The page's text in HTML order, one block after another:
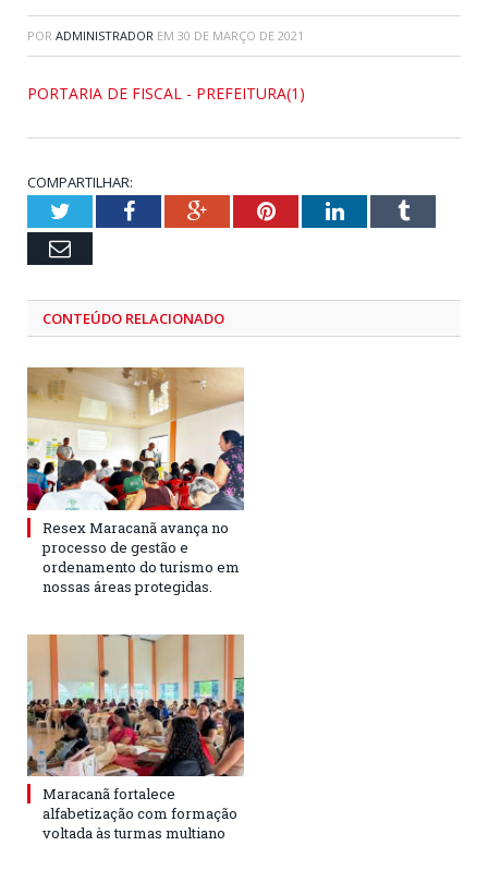
POR ADMINISTRADOR EM 30 DE MARÇO DE 2021
PORTARIA DE FISCAL - PREFEITURA(1)
COMPARTILHAR:
TwitterFacebookGoogle+PinterestLinkedInTumblr
Email
CONTEÚDO RELACIONADO
Resex Maracanã avança no
processo de gestão e
ordenamento do turismo em
nossas áreas protegidas.
Maracanã fortalece
alfabetização com formação
voltada às turmas multiano